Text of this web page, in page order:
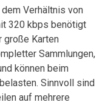
Verhältnis von
320 ⁢kbps benötigt
große‌ Karten
Sammlungen,
können‌ beim
Sinnvoll sind
auf ⁤mehrere